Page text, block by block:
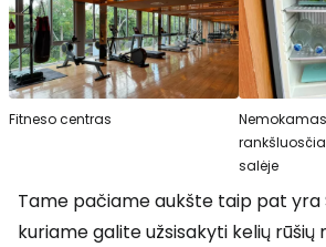
Fitneso centras
salėje
Tame pačiame aukšte taip pat yra
kuriame galite užsisakyti kelių rūšių